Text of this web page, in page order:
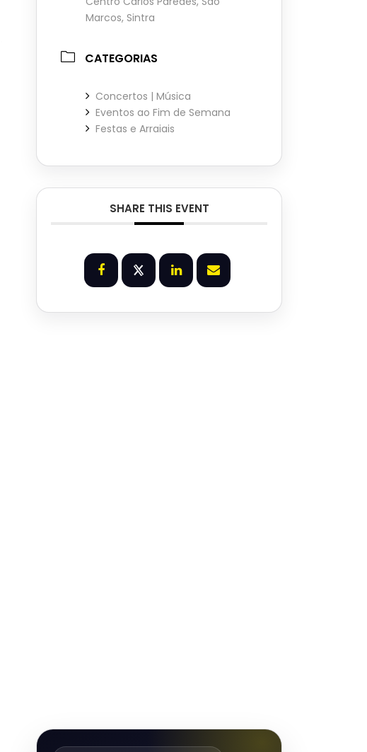
Marcos, Sintra
CATEGORIAS
Concertos | Música
Eventos ao Fim de Semana
Festas e Arraiais
SHARE THIS EVENT